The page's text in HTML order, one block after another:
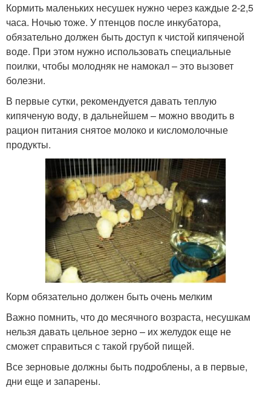
Кормить маленьких несушек нужно через каждые 2-2,5
часа. Ночью тоже. У птенцов после инкубатора,
обязательно должен быть доступ к чистой кипяченой
воде. При этом нужно использовать специальные
поилки, чтобы молодняк не намокал – это вызовет
болезни.
В первые сутки, рекомендуется давать теплую
кипяченую воду, в дальнейшем – можно вводить в
рацион питания снятое молоко и кисломолочные
продукты.
Корм обязательно должен быть очень мелким
Важно помнить, что до месячного возраста, несушкам
нельзя давать цельное зерно – их желудок еще не
сможет справиться с такой грубой пищей.
Все зерновые должны быть подроблены, а в первые,
дни еще и запарены.